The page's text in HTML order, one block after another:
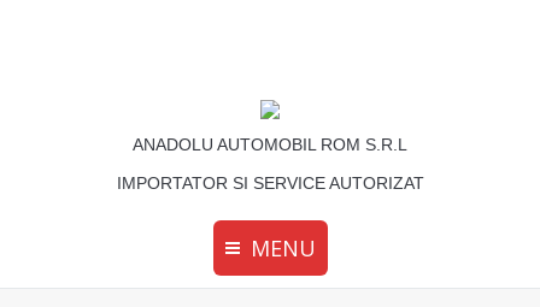
ANADOLU AUTOMOBIL ROM S.R.L
IMPORTATOR SI SERVICE AUTORIZAT
MENU